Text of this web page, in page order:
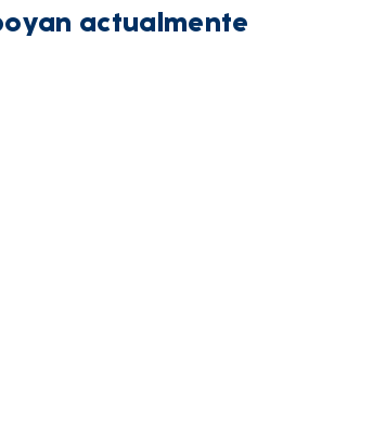
actualmente